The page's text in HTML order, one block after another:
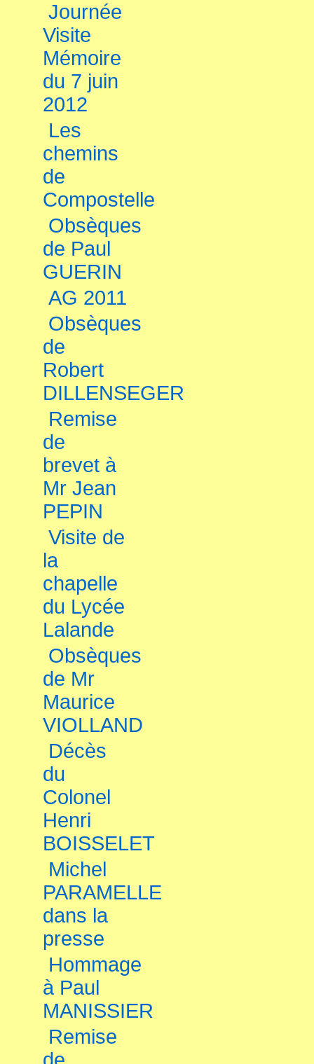
Journée
Visite
Mémoire
du 7 juin
2012
Les
chemins
de
Compostelle
Obsèques
de Paul
GUERIN
AG 2011
Obsèques
de
Robert
DILLENSEGER
Remise
de
brevet à
Mr Jean
PEPIN
Visite de
la
chapelle
du Lycée
Lalande
Obsèques
de Mr
Maurice
VIOLLAND
Décès
du
Colonel
Henri
BOISSELET
Michel
PARAMELLE
dans la
presse
Hommage
à Paul
MANISSIER
Remise